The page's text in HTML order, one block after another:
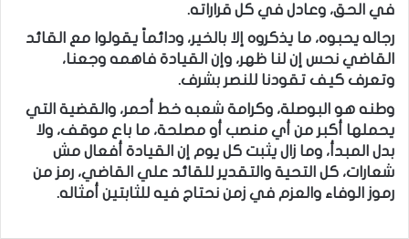
في الحق، وعادل في كل قراراته.
رجاله يحبوه، ما يذكروه إلا بالخير، ودائماً يقولوا مع القائد
القاضي نحس إن لنا ظهر، وإن القيادة فاهمه وجعنا،
وتعرف كيف تقودنا للنصر بشرف.
وطنه هو البوصلة، وكرامة شعبه خط أحمر، والقضية التي
يحملها أكبر من أي منصب أو مصلحة، ما باع موقف، ولا
بدل المبدأ، وما زال يثبت كل يوم إن القيادة أفعال مش
شعارات، كل التحية والتقدير للقائد علي القاضي، رمز من
رموز الوفاء والعزم في زمن نحتاج فيه للثابتين أمثاله.